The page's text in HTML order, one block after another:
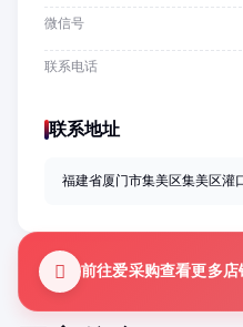
微信号
联系电话
联系地址
福建省厦门市集美区集美区灌
前往爱采购查看更多店